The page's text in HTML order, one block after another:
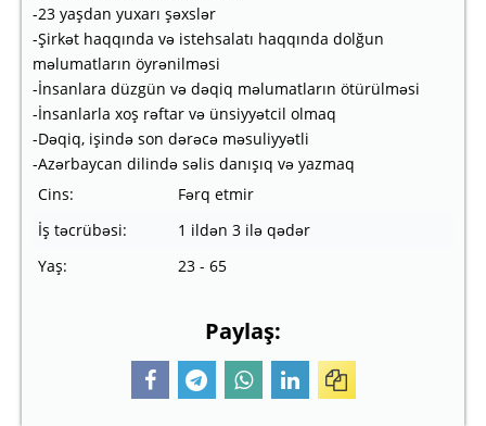
-23 yaşdan yuxarı şəxslər
-Şirkət haqqında və istehsalatı haqqında dolğun
məlumatların öyrənilməsi
-İnsanlara düzgün və dəqiq məlumatların ötürülməsi
-İnsanlarla xoş rəftar və ünsiyyətcil olmaq
-Dəqiq, işində son dərəcə məsuliyyətli
-Azərbaycan dilində səlis danışıq və yazmaq
Cins:
Fərq etmir
İş təcrübəsi:
1 ildən 3 ilə qədər
Yaş:
23 - 65
Paylaş: